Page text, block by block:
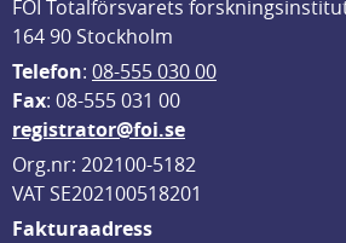
FOI Totalförsvarets
164 90 Stockholm
Telefon: 08-555 030 00
Fax: 08-555 031 00
registrator@foi.se
Org.nr: 202100-5182
VAT SE202100518201
Fakturaadress